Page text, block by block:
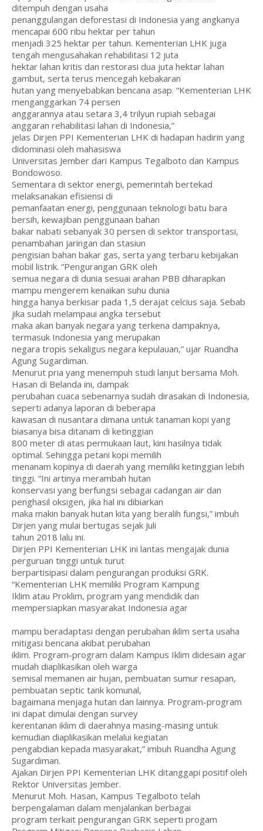
ditempuh dengan usaha
penanggulangan deforestasi di Indonesia yang angkanya
mencapai 600 ribu hektar per tahun
menjadi 325 hektar per tahun. Kementerian LHK juga
tengah mengusahakan rehabilitasi 12 juta
hektar lahan kritis dan restorasi dua juta hektar lahan
gambut, serta terus mencegah kebakaran
hutan yang menyebabkan bencana asap. “Kementerian LHK
menganggarkan 74 persen
anggarannya atau setara 3,4 trilyun rupiah sebagai
anggaran rehabilitasi lahan di Indonesia,”
jelas Dirjen PPI Kementerian LHK di hadapan hadirin yang
didominasi oleh mahasiswa
Universitas Jember dari Kampus Tegalboto dan Kampus
Bondowoso.
Sementara di sektor energi, pemerintah bertekad
melaksanakan efisiensi di
pemanfaatan energi, penggunaan teknologi batu bara
bersih, kewajiban penggunaan bahan
bakar nabati sebanyak 30 persen di sektor transportasi,
penambahan jaringan dan stasiun
pengisian bahan bakar gas, serta yang terbaru kebijakan
mobil listrik. “Pengurangan GRK oleh
semua negara di dunia sesuai arahan PBB diharapkan
mampu mengerem kenaikan suhu dunia
hingga hanya berkisar pada 1,5 derajat celcius saja. Sebab
jika sudah melampaui angka tersebut
maka akan banyak negara yang terkena dampaknya,
termasuk Indonesia yang merupakan
negara tropis sekaligus negara kepulauan,” ujar Ruandha
Agung Sugardiman.
Menurut pria yang menempuh studi lanjut bersama Moh.
Hasan di Belanda ini, dampak
perubahan cuaca sebenarnya sudah dirasakan di Indonesia,
seperti adanya laporan di beberapa
kawasan di nusantara dimana untuk tanaman kopi yang
biasanya bisa ditanam di ketinggian
800 meter di atas permukaan laut, kini hasilnya tidak
optimal. Sehingga petani kopi memilih
menanam kopinya di daerah yang memiliki ketinggian lebih
tinggi. “Ini artinya merambah hutan
konservasi yang berfungsi sebagai cadangan air dan
penghasil oksigen, jika hal ini dibiarkan
maka makin banyak hutan kita yang beralih fungsi,” imbuh
Dirjen yang mulai bertugas sejak Juli
tahun 2018 lalu ini.
Dirjen PPI Kementerian LHK ini lantas mengajak dunia
perguruan tinggi untuk turut
berpartisipasi dalam pengurangan produksi GRK.
“Kementerian LHK memiliki Program Kampung
Iklim atau Proklim, program yang mendidik dan
mempersiapkan masyarakat Indonesia agar
mampu beradaptasi dengan perubahan iklim serta usaha
mitigasi bencana akibat perubahan
iklim. Program-program dalam Kampus Iklim didesain agar
mudah diaplikasikan oleh warga
semisal memanen air hujan, pembuatan sumur resapan,
pembuatan septic tank komunal,
bagaimana menjaga hutan dan lainnya. Program-program
ini dapat dimulai dengan survey
kerentanan iklim di daerahnya masing-masing untuk
kemudian diaplikasikan melalui kegiatan
pengabdian kepada masyarakat,” imbuh Ruandha Agung
Sugardiman.
Ajakan Dirjen PPI Kementerian LHK ditanggapi positif oleh
Rektor Universitas Jember.
Menurut Moh. Hasan, Kampus Tegalboto telah
berpengalaman dalam menjalankan berbagai
program terkait pengurangan GRK seperti progam